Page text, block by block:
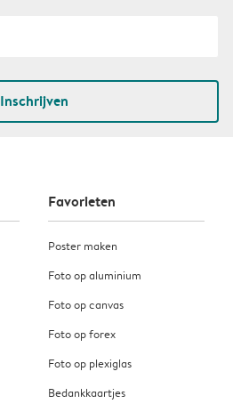
Inschrijven
Favorieten
Poster maken
Foto op aluminium
Foto op canvas
Foto op forex
Foto op plexiglas
Bedankkaartjes